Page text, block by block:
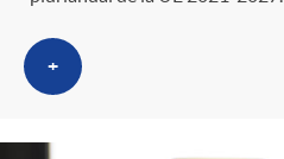
+